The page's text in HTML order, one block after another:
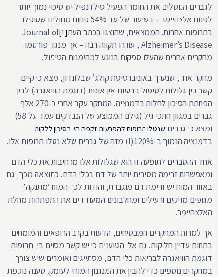
לגברים הנוטלים את החומר הפעיל סילדנפיל יש סיכוי נמוך יותר
לפתח אלצהיימר – בשיעור של עד 54% פחות מחולים שטופלו
בתרופות אחרות. הממצאים, שהוצגו בכתב העת[1]
Journal of
Alzheimer’s Disease , עוררו תקווה רבה – אך מנגד פורסמו
מחקרים אחרים שהעלו ספקות בנוגע למהימנות הטיפול.
מחקר אחר, שנערך באוניברסיטת קולג’ שבלונדון, מצא כי קיים
קשר בין גלולות לטיפול בבעיות אין אונות (דוגמת הוויאגרה) לבין
הפחתת הסיכון לחלות בדמנציה. המחקר עקב אחרי כ-270 אלף
גברים במגוון חתכי גיל (גילם הממוצע של הנבדקים עמד על 58)
ומצא כי גברים שנטלו תרופות להפרעות זקפה היו בסיכון ללקות
בדמנציה הנמוך ב-120%(!) מזה של גברים שלא נטלו תרופות אלו.
אחד ההסברים לתופעה זו הוא שגלולות אלו מרחיבות את כלי הדם
ומאפשרות זרימה מסיבית יותר של דם בכלי הדם. כתוצאה מכך, גם
באזור המוח יש זרימת דם מוגברת, והודות לכך המוח ‘מתנקה’
מגופים מזיקים ורעילים ומחלבונים המעודדים את התפתחות מחלת
האלצהיימר.
אך למרות המחקרים המבטיחים, הדעות בקרב הרופאים והמומחים
בתחום עדיין חלוקות. גם אלו הטוענים כי יש קשר מסוים בין תרופות
דוגמת הוויאגרה לבריאות כלי הדם, מסתייגים ואומרים שיש צורך
במחקרים נוספים כדי להבין את המנגנון המוחי לעומק. טענה נוספת